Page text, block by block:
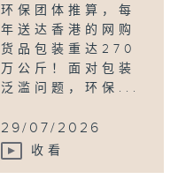
环保团体推算，每
年送达香港的网购
货品包装重达270
万公斤！面对包装
泛滥问题，环保...
29/07/2026
收看